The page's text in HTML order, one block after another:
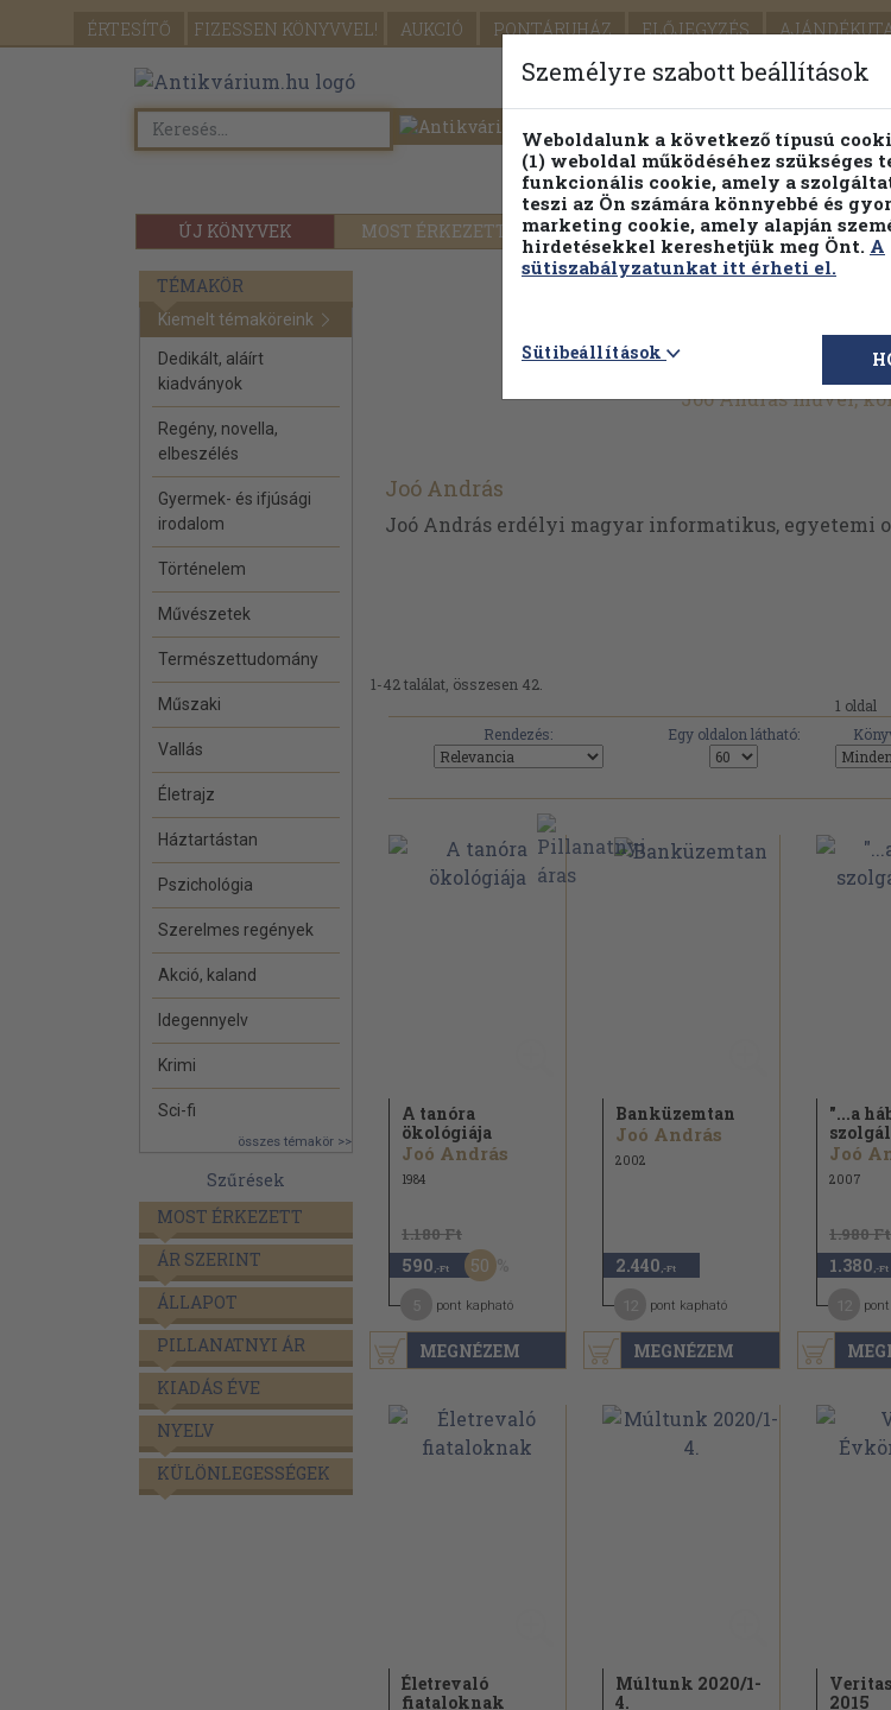
ÉRTESÍTŐ FIZESSEN KÖNYVVEL! AUKCIÓ PONTÁRUHÁZ ELŐJEGYZÉS
ÚJ KÖNYVEK MOST ÉRKEZETT PILLANATNYI ÁRAINK
Részletes kereső
TÉMAKÖR
Kiemelt témaköreink
Dedikált, aláírt
kiadványok
Regény, novella,
elbeszélés
Gyermek- és ifjúsági
irodalom
Történelem
Művészetek
Természettudomány
Műszaki
Vallás
Életrajz
Háztartástan
Pszichológia
Szerelmes regények
Akció, kaland
Idegennyelv
Krimi
Sci-fi
összes témakör >>
Szűrések
MOST ÉRKEZETT
ÁR SZERINT
ÁLLAPOT
PILLANATNYI ÁR
KIADÁS ÉVE
NYELV
KÜLÖNLEGESSÉGEK
Joó András művei,
Joó András
Joó András erdélyi magyar informatikus, egyetemi
1-42 találat, összesen 42.
1 oldal
Rendezés:
Egy oldalon látható:
MEGNÉZEM
A tanóra
ökológiája
Joó András
1984
1.180 Ft
590 ,-Ft 50
pont kapható
MEGNÉZEM
Banküzemtan
Joó András
2002
2.440 ,-Ft
pont kapható
"...a
Joó
2007
1.980 Ft
1.380 ,-Ft
Életrevaló
fiataloknak
Múltunk 2020/1-
4.
2015
Személyre szabott beállítások
Weboldalunk a következő típusú
(1) weboldal működéséhez szükséges
funkcionális cookie, amely a
teszi az Ön számára könnyebbé és
marketing cookie, amely alapján
hirdetésekkel kereshetjük meg Önt. A
sütiszabályzatunkat itt érheti el.
Sütibeállítások